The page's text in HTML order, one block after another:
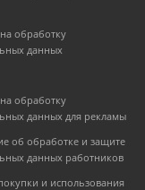
обработку
данных
обработку
данных для рекламы
об обработке и защите
данных работников
и использования